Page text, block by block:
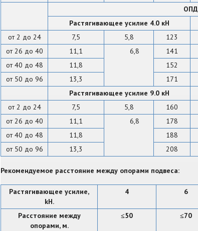
ОПД
Растягивающее усилие 4.0 кН
от 2 до 24
7,5 5,8 123
от 26 до 40
11,1 6,8 141
от 40 до 48
11,8 152
от 50 до 96
13,3 171
Растягивающее усилие 9.0 кН
от 2 до 24
7,5 5,8 160
от 26 до 40
11,1 6,8 178
от 40 до 48
11,8 188
от 50 до 96
13,3 208
Рекомендуемое расстояние между опорами подвеса:
Растягивающее усилие,
kH.
4 6
Расстояние между
опорами, м.
≤50 ≤70